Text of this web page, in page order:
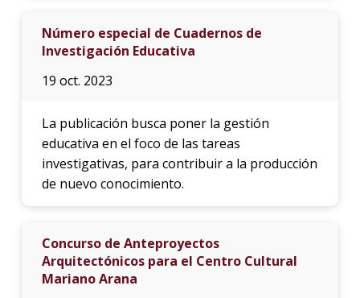
Número especial de Cuadernos de
Investigación Educativa
19 oct. 2023
La publicación busca poner la gestión
educativa en el foco de las tareas
investigativas, para contribuir a la producción
de nuevo conocimiento.
Concurso de Anteproyectos
Arquitectónicos para el Centro Cultural
Mariano Arana